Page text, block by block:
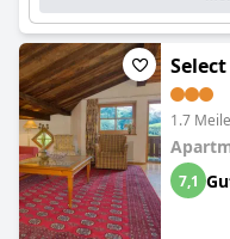
1.7
7,1